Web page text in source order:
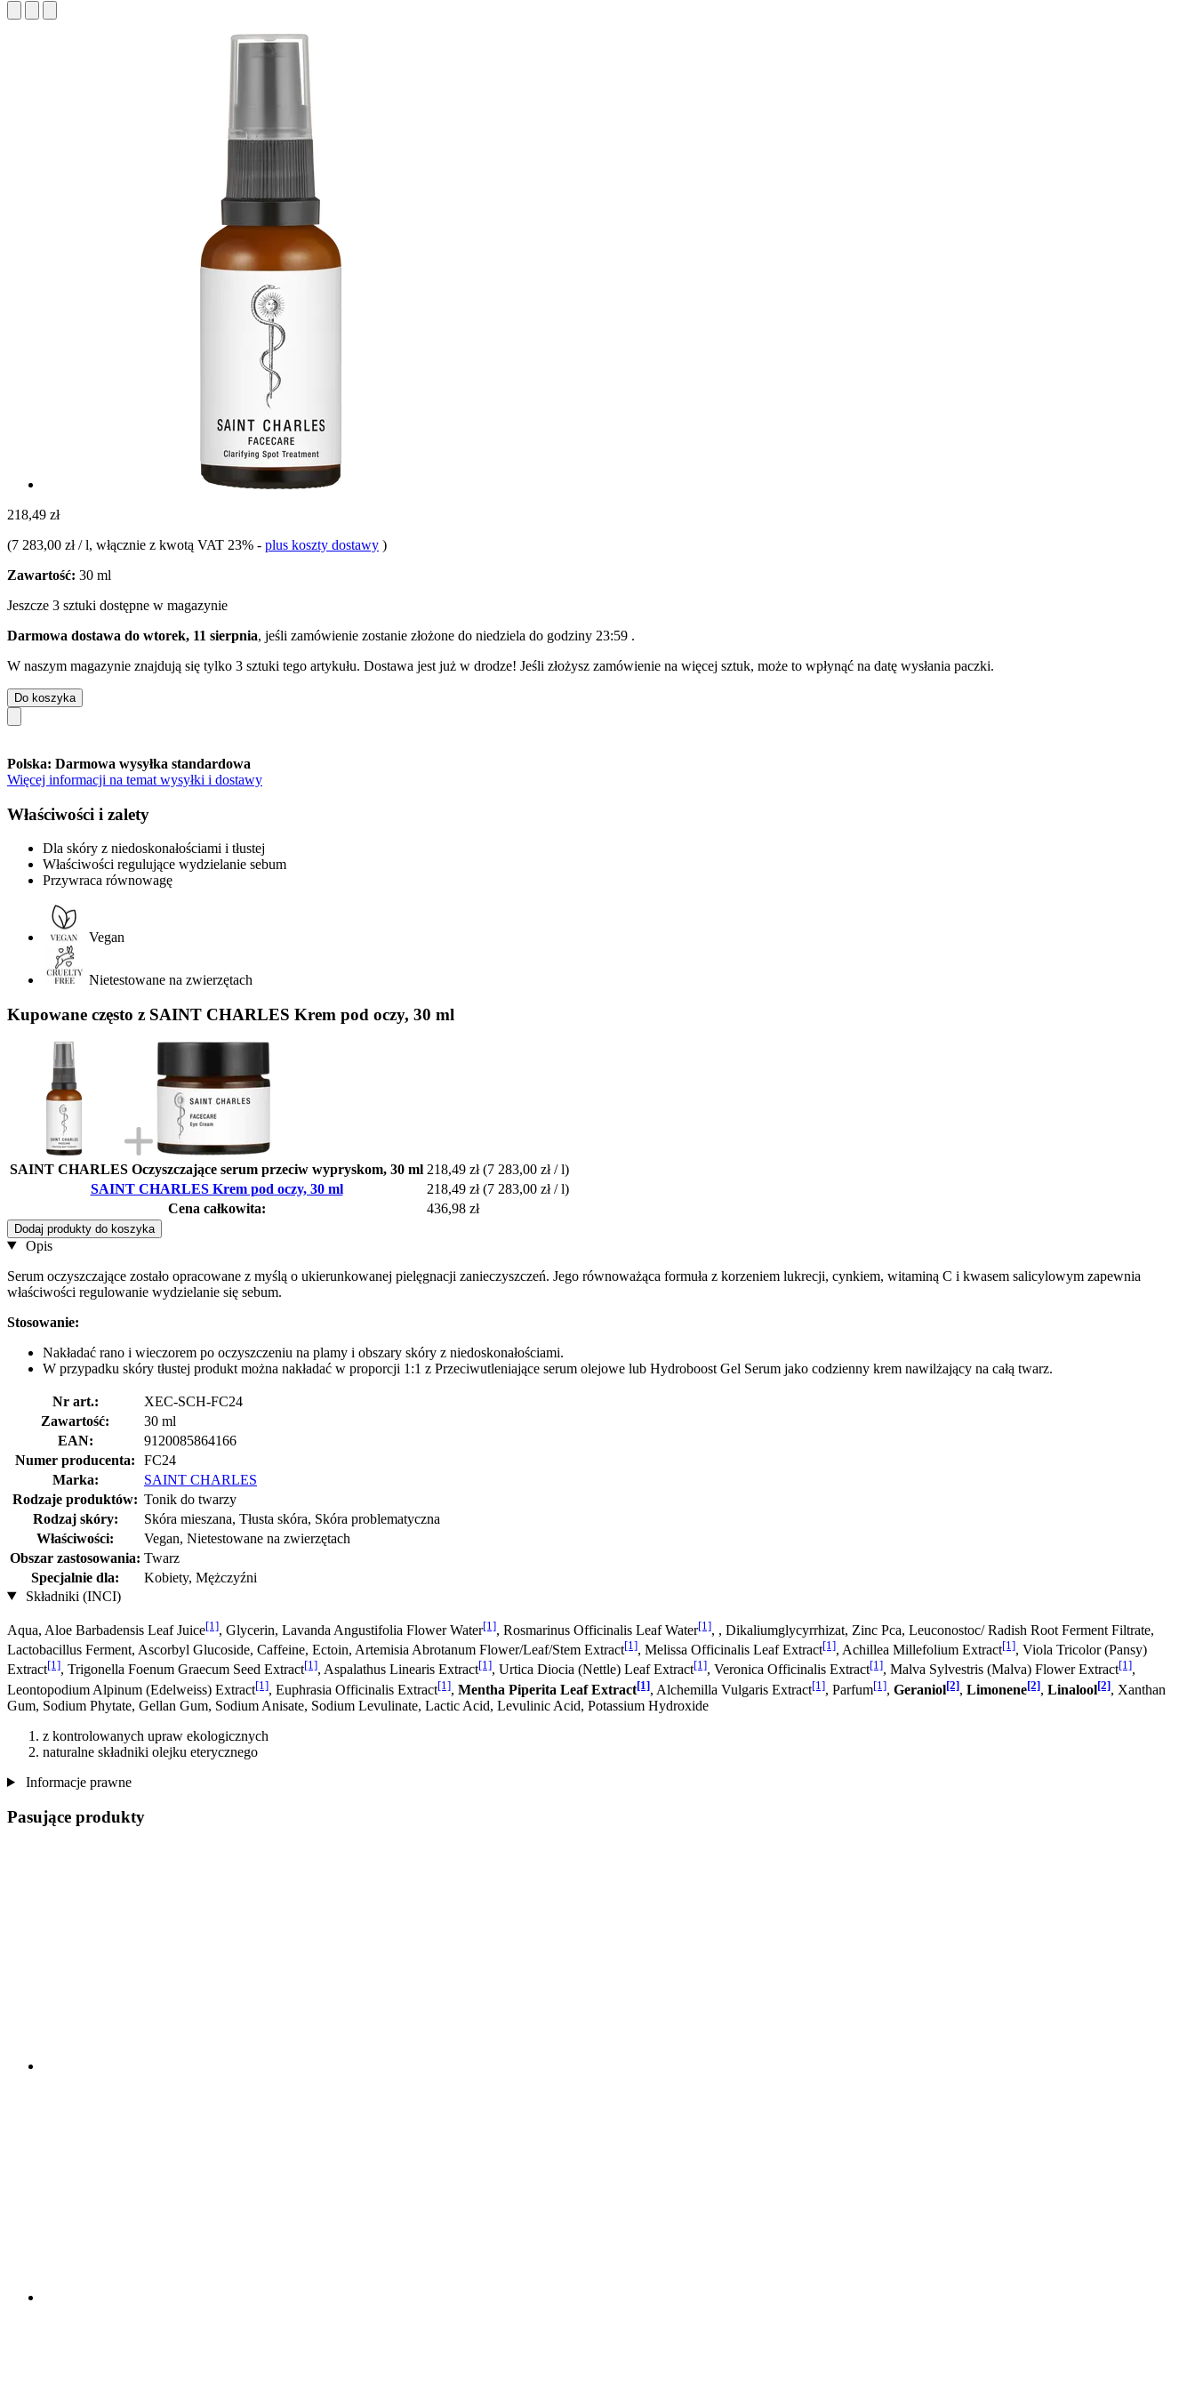
218,49 zł
(7 283,00 zł / l, włącznie z kwotą VAT 23% - plus koszty dostawy )
Zawartość: 30 ml
Jeszcze 3 sztuki dostępne w magazynie
Darmowa dostawa do wtorek, 11 sierpnia, jeśli zamówienie zostanie złożone do niedziela do godziny 23:59 .
W naszym magazynie znajdują się tylko 3 sztuki tego artykułu. Dostawa jest już w drodze! Jeśli złożysz zamówienie na więcej sztuk, może to wpłynąć na datę wysłania paczki.
Do koszyka
Polska: Darmowa wysyłka standardowa
Więcej informacji na temat wysyłki i dostawy
Właściwości i zalety
Dla skóry z niedoskonałościami i tłustej
Właściwości regulujące wydzielanie sebum
Przywraca równowagę
Vegan
Nietestowane na zwierzętach
Kupowane często z SAINT CHARLES Krem pod oczy, 30 ml
SAINT CHARLES Oczyszczające serum przeciw wypryskom, 30 ml 218,49 zł (7 283,00 zł / l)
SAINT CHARLES Krem pod oczy, 30 ml
218,49 zł (7 283,00 zł / l)
Cena całkowita:
436,98 zł
Dodaj produkty do koszyka
Opis
Serum oczyszczające zostało opracowane z myślą o ukierunkowanej pielęgnacji zanieczyszczeń. Jego równoważąca formuła z korzeniem lukrecji, cynkiem, witaminą C i kwasem salicylowym zapewnia
właściwości regulowanie wydzielanie się sebum.
Stosowanie:
Nakładać rano i wieczorem po oczyszczeniu na plamy i obszary skóry z niedoskonałościami.
W przypadku skóry tłustej produkt można nakładać w proporcji 1:1 z Przeciwutleniające serum olejowe lub Hydroboost Gel Serum jako codzienny krem nawilżający na całą twarz.
Nr art.:
XEC-SCH-FC24
Zawartość:
30 ml
EAN:
9120085864166
Numer producenta:
FC24
Marka:
SAINT CHARLES
Rodzaje produktów: Tonik do twarzy
Rodzaj skóry:
Skóra mieszana, Tłusta skóra, Skóra problematyczna
Właściwości:
Vegan, Nietestowane na zwierzętach
Obszar zastosowania: Twarz
Specjalnie dla:
Kobiety, Mężczyźni
Składniki (INCI)
Aqua, Aloe Barbadensis Leaf Juice[1], Glycerin, Lavanda Angustifolia Flower Water[1], Rosmarinus Officinalis Leaf Water[1], , Dikaliumglycyrrhizat, Zinc Pca, Leuconostoc/ Radish Root Ferment Filtrate,
Lactobacillus Ferment, Ascorbyl Glucoside, Caffeine, Ectoin, Artemisia Abrotanum Flower/Leaf/Stem Extract[1], Melissa Officinalis Leaf Extract[1], Achillea Millefolium Extract[1], Viola Tricolor (Pansy)
Extract[1], Trigonella Foenum Graecum Seed Extract[1], Aspalathus Linearis Extract[1], Urtica Diocia (Nettle) Leaf Extract[1], Veronica Officinalis Extract[1], Malva Sylvestris (Malva) Flower Extract[1],
Leontopodium Alpinum (Edelweiss) Extract[1], Euphrasia Officinalis Extract[1], Mentha Piperita Leaf Extract[1], Alchemilla Vulgaris Extract[1], Parfum[1], Geraniol[2], Limonene[2], Linalool[2], Xanthan
Gum, Sodium Phytate, Gellan Gum, Sodium Anisate, Sodium Levulinate, Lactic Acid, Levulinic Acid, Potassium Hydroxide
z kontrolowanych upraw ekologicznych
naturalne składniki olejku eterycznego
Informacje prawne
Pasujące produkty